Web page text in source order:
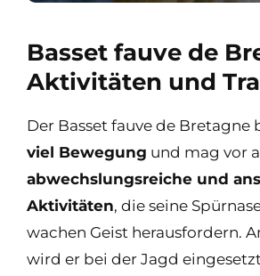
Basset fauve de
Aktivitäten und
Der Basset fauve de Bretagne
viel Bewegung und mag vor
abwechslungsreiche und
Aktivitäten, die seine
wachen Geist herausfordern.
wird er bei der Jagd